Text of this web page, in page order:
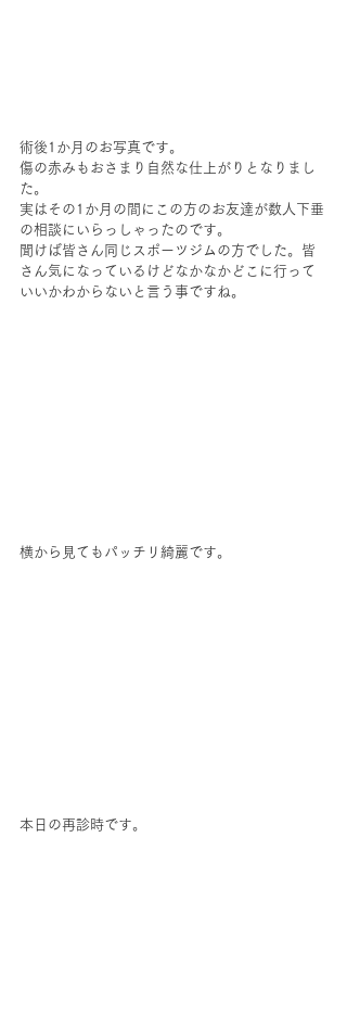
術後1か月のお写真です。
傷の赤みもおさまり自然な仕上がりとなりまし
た。
実はその1か月の間にこの方のお友達が数人下垂
の相談にいらっしゃったのです。
聞けば皆さん同じスポーツジムの方でした。皆
さん気になっているけどなかなかどこに行って
いいかわからないと言う事ですね。
横から見てもパッチリ綺麗です。
本日の再診時です。